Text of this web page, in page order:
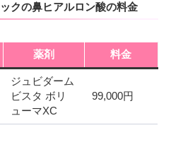
クの鼻ヒアルロン酸の料金
薬剤 料金
ジュビダーム
ビスタ ボリ
ューマXC
99,000円